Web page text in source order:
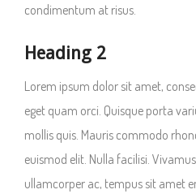
condimentum at risus.
Heading 2
Lorem ipsum dolor sit amet,
eget quam orci. Quisque porta
mollis quis. Mauris commodo
euismod elit. Nulla facilisi.
ullamcorper ac, tempus sit amet